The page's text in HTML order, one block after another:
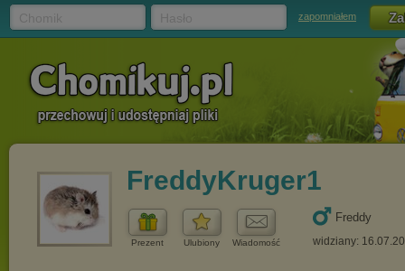
zapomniałem
FreddyKruger1
Prezent Ulubiony Wiadomość
Freddy
widziany: